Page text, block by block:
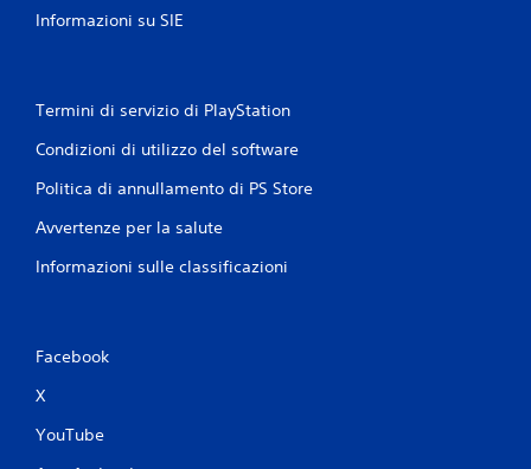
Informazioni su SIE
Termini di servizio di PlayStation
Condizioni di utilizzo del software
Politica di annullamento di PS Store
Avvertenze per la salute
Informazioni sulle classificazioni
Facebook
X
YouTube